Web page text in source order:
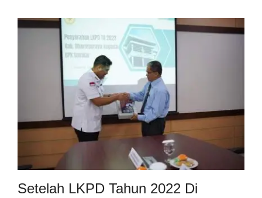
Setelah LKPD Tahun 2022 Di